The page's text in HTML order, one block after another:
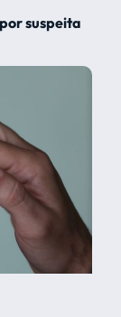
suspeita